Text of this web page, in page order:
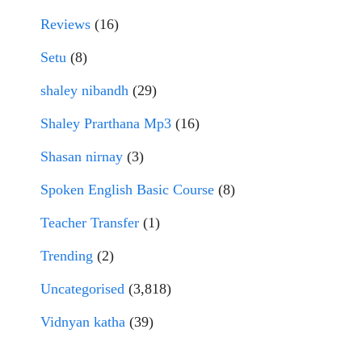
Reviews (16)
Setu (8)
shaley nibandh (29)
Shaley Prarthana Mp3 (16)
Shasan nirnay (3)
Spoken English Basic Course (8)
Teacher Transfer (1)
Trending (2)
Uncategorised (3,818)
Vidnyan katha (39)